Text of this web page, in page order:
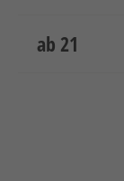
ab 21